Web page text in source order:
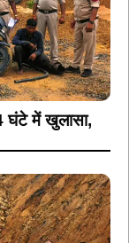
घंटे में खुलासा,